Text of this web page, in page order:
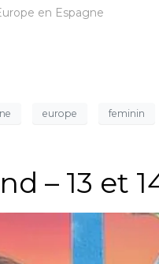
en Espagne
europe feminin
– 13 et